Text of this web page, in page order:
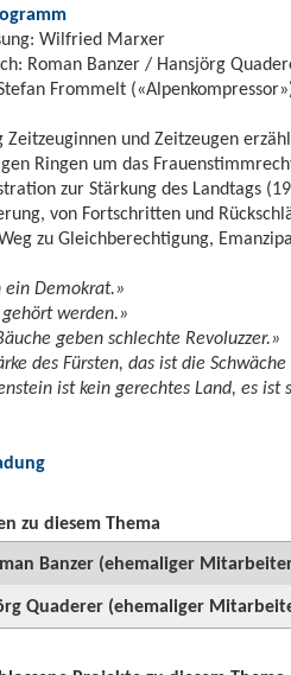
Wilfried Marxer
Roman Banzer / Hansjörg
Frommelt
Zeitzeuginnen und Zeitzeugen
Ringen um das
zur Stärkung des Landtags
von Fortschritten und
zu Gleichberechtigung,
ein Demokrat.»
werden.»
geben schlechte Revoluzzer.»
des Fürsten, das ist die Schwäche
ist kein gerechtes Land, es ist
zu diesem Thema
Banzer (ehemaliger
Quaderer (ehemaliger